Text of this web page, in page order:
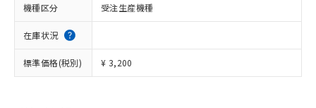
機種区分 受注生産機種
在庫状況
標準価格(税別) ¥ 3,200